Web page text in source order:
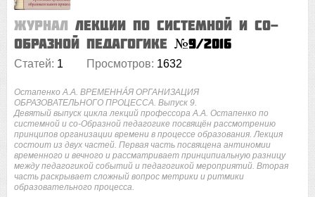
Журнал Лекции по системной и со-
Образной педагогике №9/2016
Статей: 1 Просмотров: 1632
Остапенко А.А. ВРЕМЕННÁЯ ОРГАНИЗАЦИЯ
ОБРАЗОВАТЕЛЬНОГО ПРОЦЕССА. Выпуск 9.
Девятый выпуск цикла лекций профессора А.А. Остапенко по
системной и со-Образной педагогике посвящён рассмотрению
принципов организации времени в процессе образования. Лекция
состоит из двух частей. Первая часть посвящена антиномии
временного и вечного и рассматривает принципиальную разницу
между педагогикой событий и педагогикой мероприятий. Вторая
часть раскрывает сложный вопрос метрики и ритмики
образовательного процесса.